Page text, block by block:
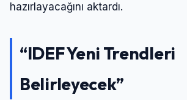
hazırlayacağını aktardı.
“IDEF Yeni Trendleri
Belirleyecek”